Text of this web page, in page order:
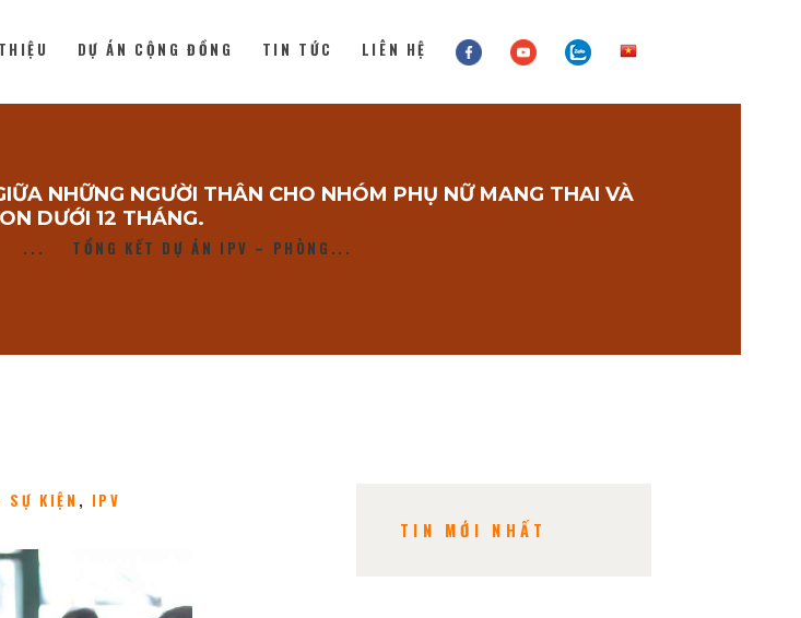
DỰ ÁN CỘNG ĐỒNG TIN TỨC LIÊN HỆ
NHỮNG NGƯỜI THÂN CHO NHÓM PHỤ NỮ MANG THAI VÀ
DƯỚI 12 THÁNG.
... TỔNG KẾT DỰ ÁN IPV – PHÒNG...
SỰ KIỆN , IPV
TIN MỚI NHẤT